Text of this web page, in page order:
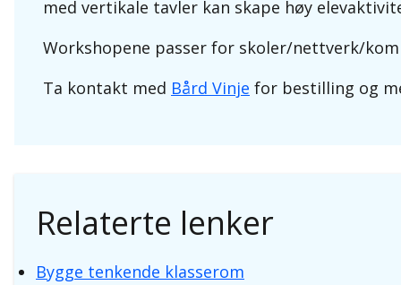
med vertikale tavler kan skape høy
Workshopene passer for skoler/nettverk/
Ta kontakt med Bård Vinje for bestilling og
Relaterte lenker
Bygge tenkende klasserom